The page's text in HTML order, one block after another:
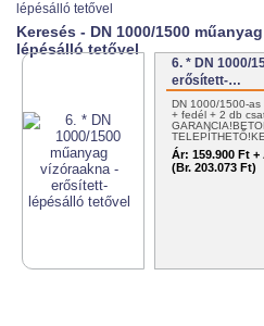
lépésálló tetővel
Keresés - DN 1000/1500
lépésálló tetővel
6. * DN 1000/
erősített-…
DN 1000/1500-as
+ fedél + 2 db
Ár: 159.900 Ft +
(Br. 203.073 Ft)